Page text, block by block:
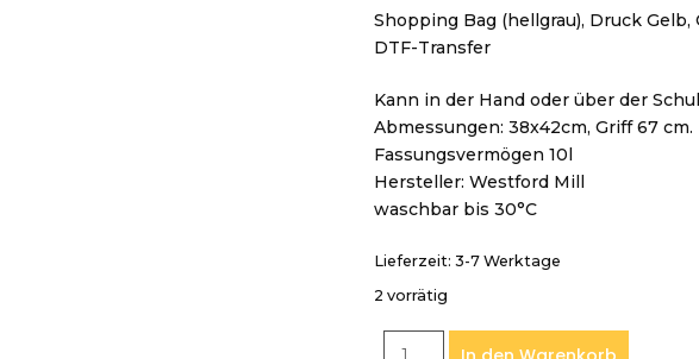
Shopping Bag (hellgrau), Druck Gelb,
DTF-Transfer
Kann in der Hand oder über der
Abmessungen: 38x42cm, Griff 67 cm.
Fassungsvermögen 10l
Hersteller: Westford Mill
waschbar bis 30°C
Lieferzeit: 3-7 Werktage
2 vorrätig